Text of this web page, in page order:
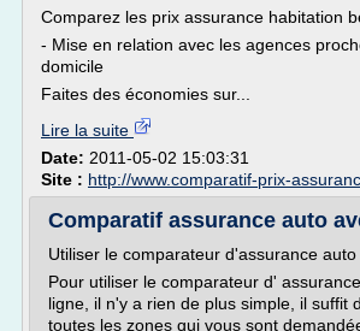
Comparez les prix assurance habitation
- Mise en relation avec les agences
domicile
Faites des économies sur...
Lire la suite
Date: 2011-05-02 15:03:31
Site : http://www.comparatif-prix-
Comparatif assurance auto
Utiliser le comparateur d'assurance
Pour utiliser le comparateur d'
ligne, il n'y a rien de plus simple, il suffit
toutes les zones qui vous sont